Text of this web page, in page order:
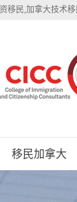
移民,加拿大技术
移民加拿大